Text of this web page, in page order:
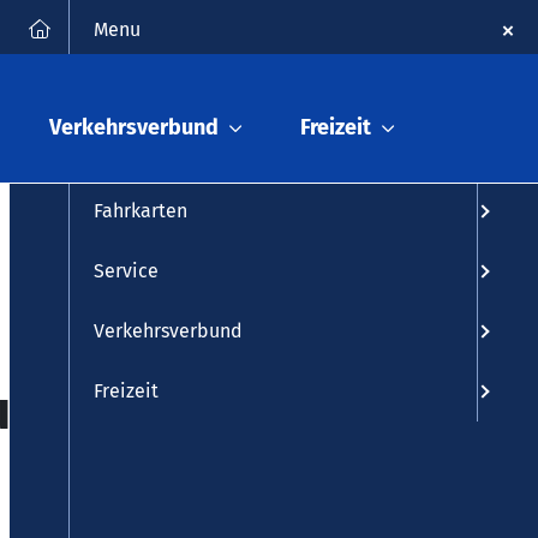
FAQ Kontakt
Verkehrsverbund Freizeit
Menu
Fahrkarten
Service
Verkehrsverbund
Freizeit